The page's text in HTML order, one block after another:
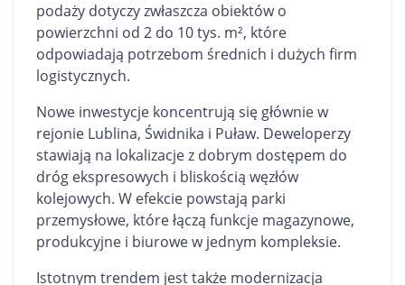
podaży dotyczy zwłaszcza obiektów o
powierzchni od 2 do 10 tys. m², które
odpowiadają potrzebom średnich i dużych firm
logistycznych.
Nowe inwestycje koncentrują się głównie w
rejonie Lublina, Świdnika i Puław. Deweloperzy
stawiają na lokalizacje z dobrym dostępem do
dróg ekspresowych i bliskością węzłów
kolejowych. W efekcie powstają parki
przemysłowe, które łączą funkcje magazynowe,
produkcyjne i biurowe w jednym kompleksie.
Istotnym trendem jest także modernizacja